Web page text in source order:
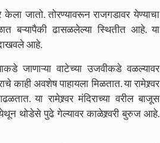
जातो. तोरण्यावरून राजगडावर येण्याचा
बऱ्यापैकी ढासळलेल्या स्थितीत आहे. या
आहे.
जाणाऱ्या वाटेच्या उजवीकडे वळल्यावर
काही अवशेष पाहायला मिळतात. या रामेश्र्वर
या रामेश्र्वर मंदिराच्या वरील बाजूस
थोडेसे पुढे गेल्यावर काळेश्र्वरी बुरुज आहे.